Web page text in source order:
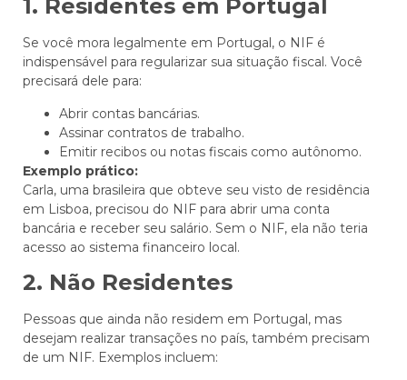
1. Residentes em Portugal
Se você mora legalmente em Portugal, o NIF é
indispensável para regularizar sua situação fiscal. Você
precisará dele para:
Abrir contas bancárias.
Assinar contratos de trabalho.
Emitir recibos ou notas fiscais como autônomo.
Exemplo prático:
Carla, uma brasileira que obteve seu visto de residência
em Lisboa, precisou do NIF para abrir uma conta
bancária e receber seu salário. Sem o NIF, ela não teria
acesso ao sistema financeiro local.
2. Não Residentes
Pessoas que ainda não residem em Portugal, mas
desejam realizar transações no país, também precisam
de um NIF. Exemplos incluem: